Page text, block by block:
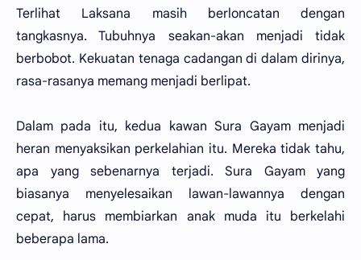
Terlihat Laksana masih berloncatan dengan
tangkasnya. Tubuhnya seakan-akan menjadi tidak
berbobot. Kekuatan tenaga cadangan di dalam dirinya,
rasa-rasanya memang menjadi berlipat.
Dalam pada itu, kedua kawan Sura Gayam menjadi
heran menyaksikan perkelahian itu. Mereka tidak tahu,
apa yang sebenarnya terjadi. Sura Gayam yang
biasanya menyelesaikan lawan-lawannya dengan
cepat, harus membiarkan anak muda itu berkelahi
beberapa lama.